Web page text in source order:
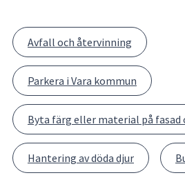
Avfall och återvinning
Parkera i Vara kommun
Byta färg eller material på fasad
Hantering av döda djur